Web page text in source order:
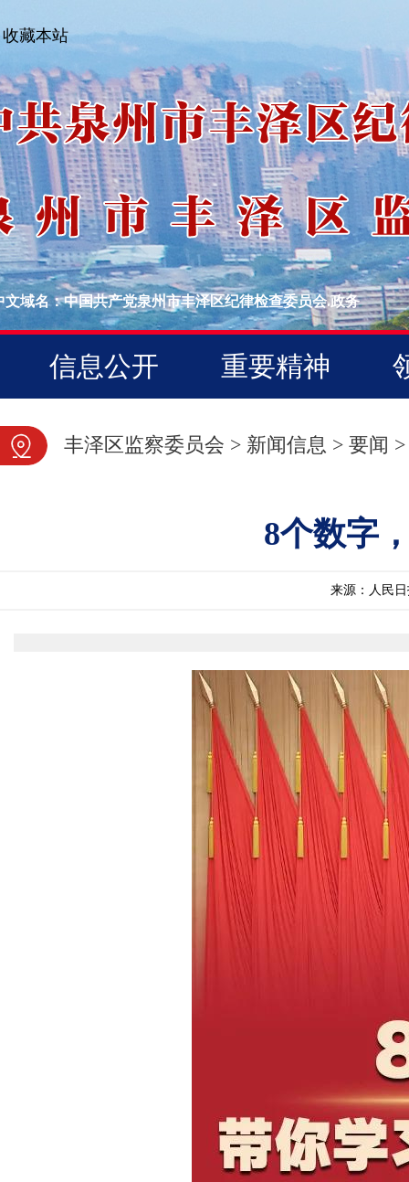
收藏本站
文域名：中国共产党泉州市丰泽区纪律检查委员会.政务
信息公开 重要精神
图片新闻
丰泽区监察委员会 > 新闻信息 > 要闻 >
8个数字
来源：人民